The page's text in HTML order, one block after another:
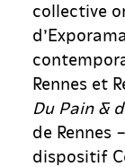
collective
Rennes et
Du Pain &
de Rennes
dispositif